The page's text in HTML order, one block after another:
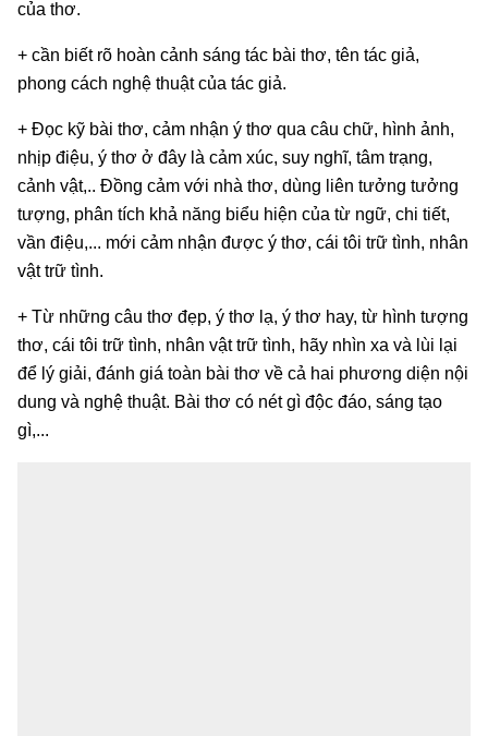
của thơ.
+ cần biết rõ hoàn cảnh sáng tác bài thơ, tên tác giả,
phong cách nghệ thuật của tác giả.
+ Đọc kỹ bài thơ, cảm nhận ý thơ qua câu chữ, hình ảnh,
nhịp điệu, ý thơ ở đây là cảm xúc, suy nghĩ, tâm trạng,
cảnh vật,.. Đồng cảm với nhà thơ, dùng liên tưởng tưởng
tượng, phân tích khả năng biểu hiện của từ ngữ, chi tiết,
vần điệu,... mới cảm nhận được ý thơ, cái tôi trữ tình, nhân
vật trữ tình.
+ Từ những câu thơ đẹp, ý thơ lạ, ý thơ hay, từ hình tượng
thơ, cái tôi trữ tình, nhân vật trữ tình, hãy nhìn xa và lùi lại
để lý giải, đánh giá toàn bài thơ về cả hai phương diện nội
dung và nghệ thuật. Bài thơ có nét gì độc đáo, sáng tạo
gì,...